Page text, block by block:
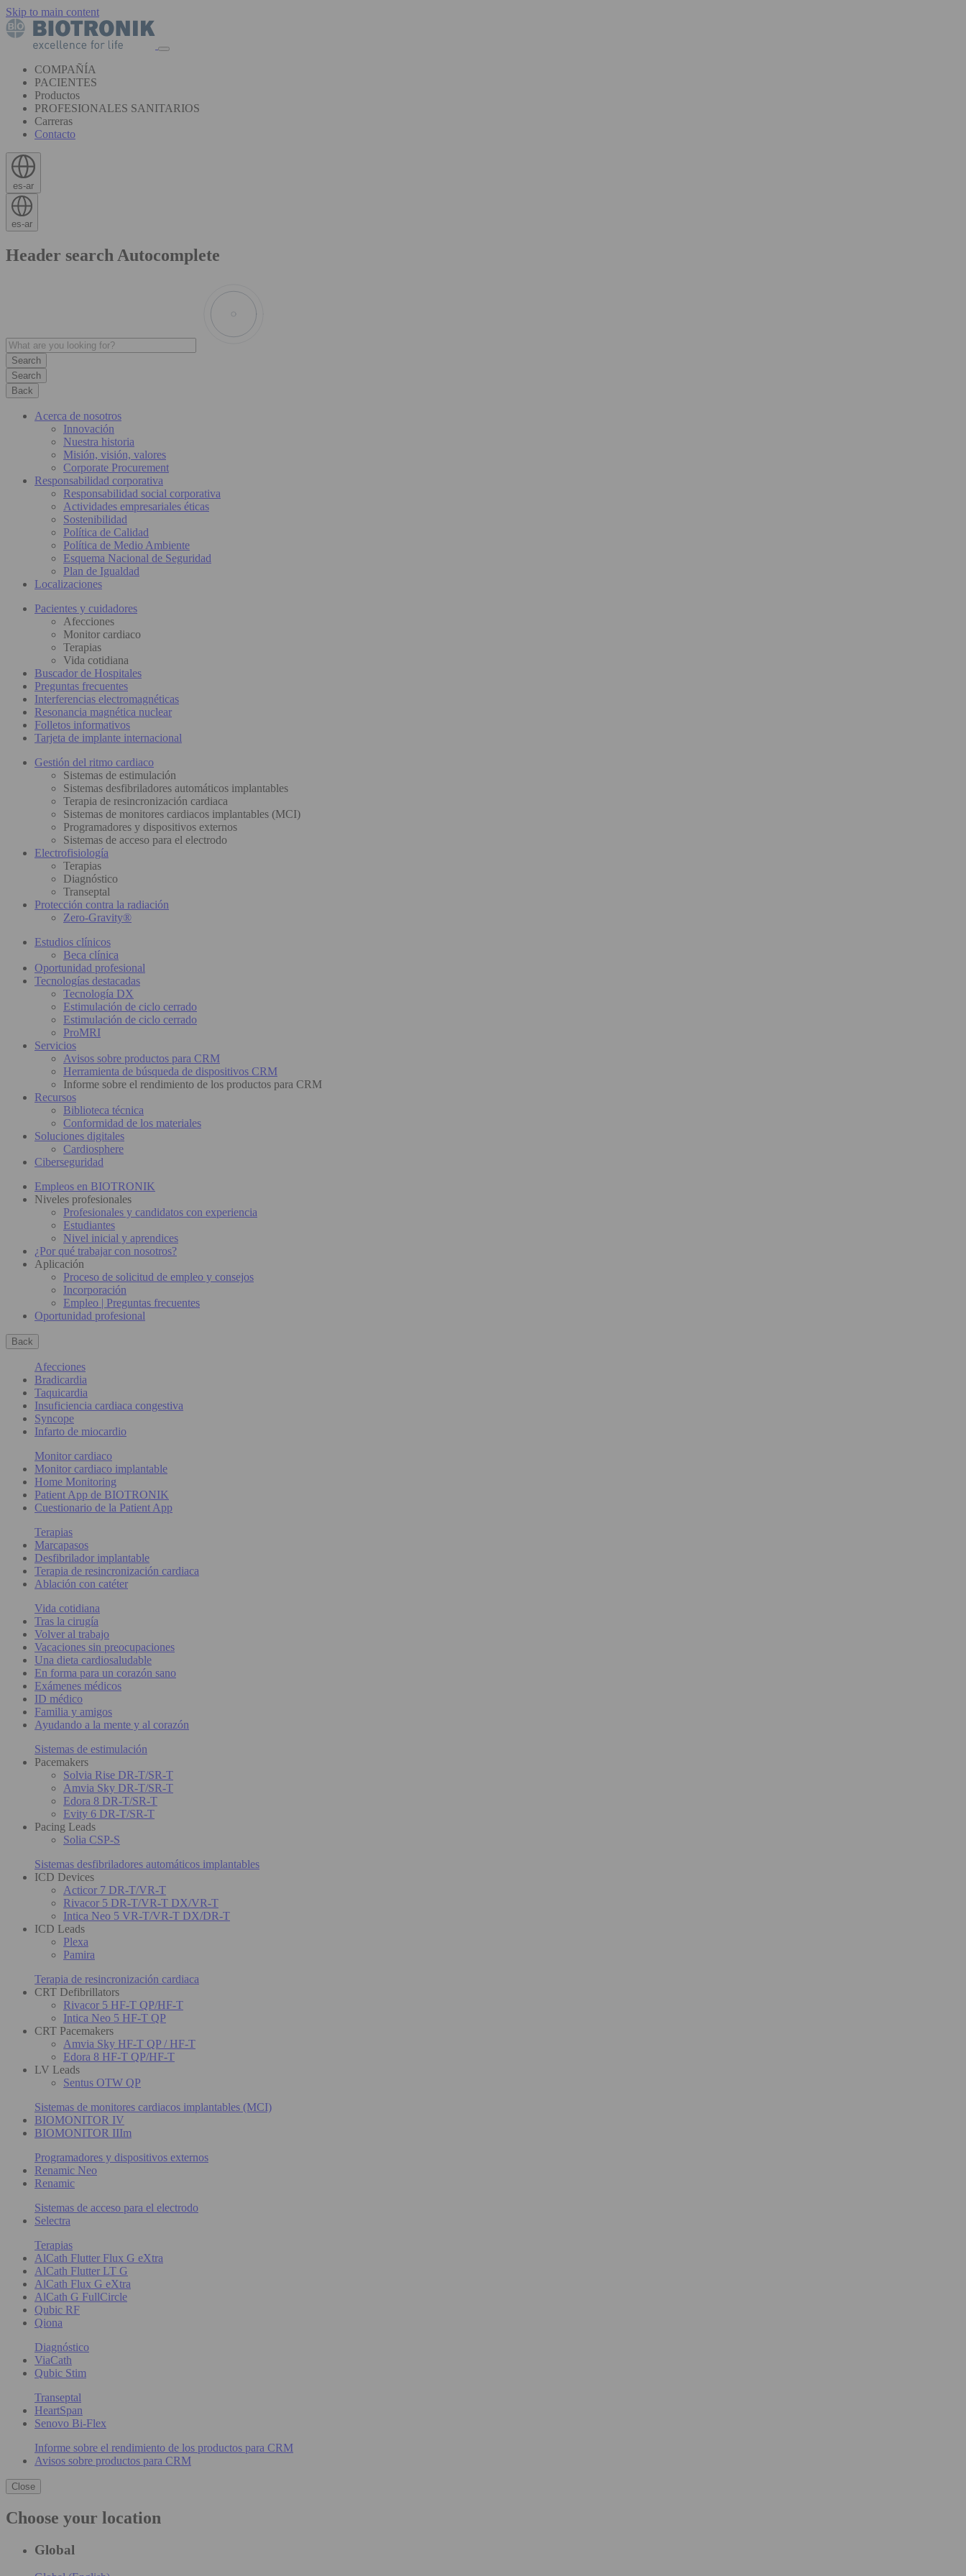
Skip to main content
COMPAÑÍA
PACIENTES
Productos
PROFESIONALES SANITARIOS
Carreras
Contacto
es-ar
es-ar
Header search Autocomplete
Search
Back
Acerca de nosotros
Innovación
Nuestra historia
Misión, visión, valores
Corporate Procurement
Responsabilidad corporativa
Responsabilidad social corporativa
Actividades empresariales éticas
Sostenibilidad
Política de Calidad
Política de Medio Ambiente
Esquema Nacional de Seguridad
Plan de Igualdad
Localizaciones
Pacientes y cuidadores
Afecciones
Monitor cardiaco
Terapias
Vida cotidiana
Buscador de Hospitales
Preguntas frecuentes
Interferencias electromagnéticas
Resonancia magnética nuclear
Folletos informativos
Tarjeta de implante internacional
Gestión del ritmo cardiaco
Sistemas de estimulación
Sistemas desfibriladores automáticos implantables
Terapia de resincronización cardiaca
Sistemas de monitores cardiacos implantables (MCI)
Programadores y dispositivos externos
Sistemas de acceso para el electrodo
Electrofisiología
Terapias
Diagnóstico
Transeptal
Protección contra la radiación
Zero-Gravity®
Estudios clínicos
Beca clínica
Oportunidad profesional
Tecnologías destacadas
Tecnología DX
Estimulación de ciclo cerrado
Estimulación de ciclo cerrado
ProMRI
Servicios
Avisos sobre productos para CRM
Herramienta de búsqueda de dispositivos CRM
Informe sobre el rendimiento de los productos para CRM
Recursos
Biblioteca técnica
Conformidad de los materiales
Soluciones digitales
Cardiosphere
Ciberseguridad
Empleos en BIOTRONIK
Niveles profesionales
Profesionales y candidatos con experiencia
Estudiantes
Nivel inicial y aprendices
¿Por qué trabajar con nosotros?
Aplicación
Proceso de solicitud de empleo y consejos
Incorporación
Empleo | Preguntas frecuentes
Oportunidad profesional
Back
Afecciones
Bradicardia
Taquicardia
Insuficiencia cardiaca congestiva
Syncope
Infarto de miocardio
Monitor cardiaco
Monitor cardiaco implantable
Home Monitoring
Patient App de BIOTRONIK
Cuestionario de la Patient App
Terapias
Marcapasos
Desfibrilador implantable
Terapia de resincronización cardiaca
Ablación con catéter
Vida cotidiana
Tras la cirugía
Volver al trabajo
Vacaciones sin preocupaciones
Una dieta cardiosaludable
En forma para un corazón sano
Exámenes médicos
ID médico
Familia y amigos
Ayudando a la mente y al corazón
Sistemas de estimulación
Pacemakers
Solvia Rise DR-T/SR-T
Amvia Sky DR-T/SR-T
Edora 8 DR-T/SR-T
Evity 6 DR-T/SR-T
Pacing Leads
Solia CSP-S
Sistemas desfibriladores automáticos implantables
ICD Devices
Acticor 7 DR-T/VR-T
Rivacor 5 DR-T/VR-T DX/VR-T
Intica Neo 5 VR-T/VR-T DX/DR-T
ICD Leads
Plexa
Pamira
Terapia de resincronización cardiaca
CRT Defibrillators
Rivacor 5 HF-T QP/HF-T
Intica Neo 5 HF-T QP
CRT Pacemakers
Amvia Sky HF-T QP / HF-T
Edora 8 HF-T QP/HF-T
LV Leads
Sentus OTW QP
Sistemas de monitores cardiacos implantables (MCI)
BIOMONITOR IV
BIOMONITOR IIIm
Programadores y dispositivos externos
Renamic Neo
Renamic
Sistemas de acceso para el electrodo
Selectra
Terapias
AlCath Flutter Flux G eXtra
AlCath Flutter LT G
AlCath Flux G eXtra
AlCath G FullCircle
Qubic RF
Qiona
Diagnóstico
ViaCath
Qubic Stim
Transeptal
HeartSpan
Senovo Bi-Flex
Informe sobre el rendimiento de los productos para CRM
Avisos sobre productos para CRM
Close
Choose your location
Global